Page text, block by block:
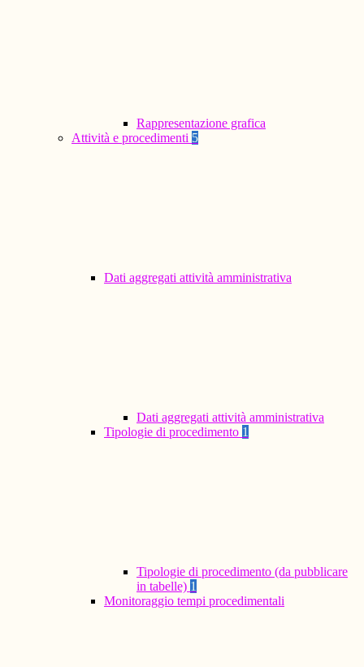
Rappresentazione grafica
Attività e procedimenti 5
Dati aggregati attività amministrativa
Dati aggregati attività amministrativa
Tipologie di procedimento 1
Tipologie di procedimento (da pubblicare
in tabelle) 1
Monitoraggio tempi procedimentali